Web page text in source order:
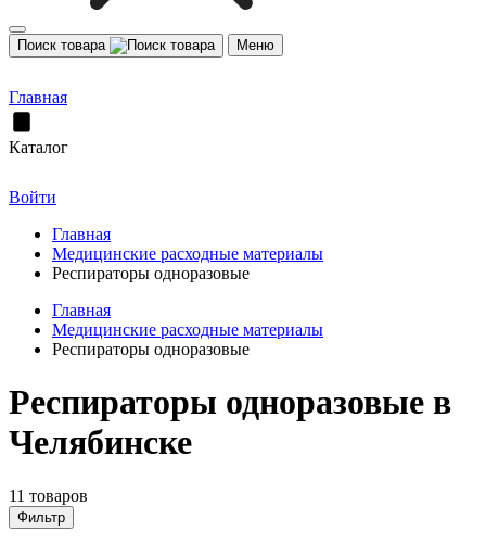
Поиск товара Меню
Главная
Каталог
Войти
Главная
Медицинские расходные материалы
Респираторы одноразовые
Главная
Медицинские расходные материалы
Респираторы одноразовые
Респираторы одноразовые в
Челябинске
11 товаров
Фильтр